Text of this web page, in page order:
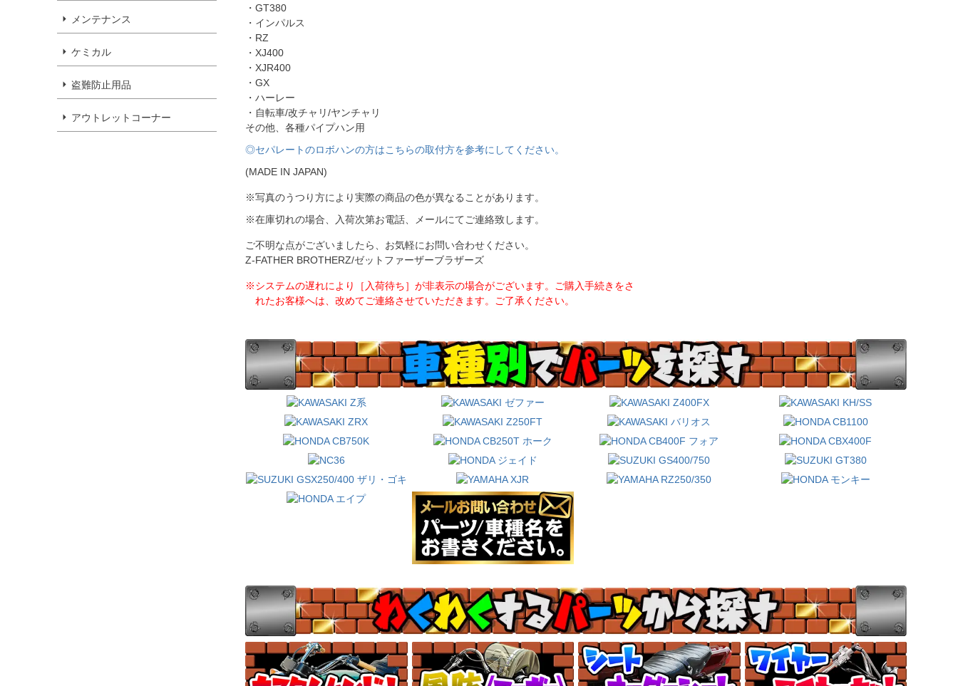
メンテナンス
ケミカル
盗難防止用品
アウトレットコーナー
・GT380
・インパルス
・RZ
・XJ400
・XJR400
・GX
・ハーレー
・自転車/改チャリ/ヤンチャリ
その他、各種パイプハン用
◎セパレートのロボハンの方はこちらの取付方を参考にしてください。
(MADE IN JAPAN)
※写真のうつり方により実際の商品の色が異なることがあります。
※在庫切れの場合、入荷次第お電話、メールにてご連絡致します。
ご不明な点がございましたら、お気軽にお問い合わせください。
Z-FATHER BROTHERZ/ゼットファーザーブラザーズ
※システムの遅れにより［入荷待ち］が非表示の場合がございます。ご購入手続きをさ
れたお客様へは、改めてご連絡させていただきます。ご了承ください。